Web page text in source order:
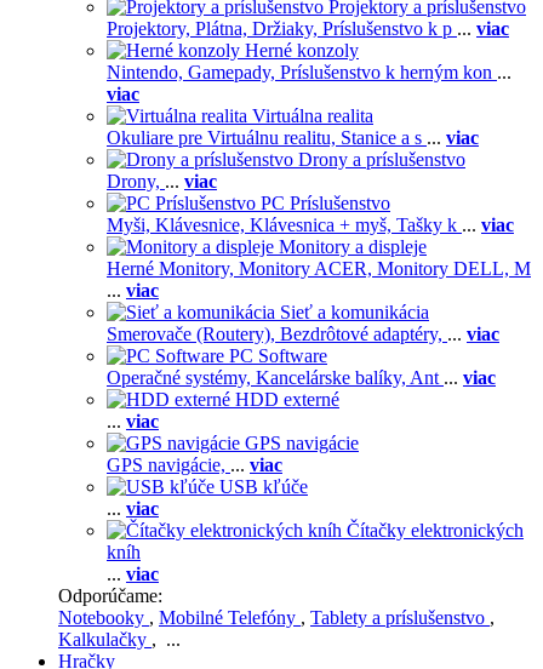
Projektory a príslušenstvo
Projektory, Plátna, Držiaky, Príslušenstvo k p ... viac
Herné konzoly
Nintendo, Gamepady, Príslušenstvo k herným kon ...
viac
Virtuálna realita
Okuliare pre Virtuálnu realitu, Stanice a s ... viac
Drony a príslušenstvo
Drony, ... viac
PC Príslušenstvo
Myši, Klávesnice, Klávesnica + myš, Tašky k ... viac
Monitory a displeje
Herné Monitory, Monitory ACER, Monitory DELL, M
... viac
Sieť a komunikácia
Smerovače (Routery), Bezdrôtové adaptéry, ... viac
PC Software
Operačné systémy, Kancelárske balíky, Ant ... viac
HDD externé
... viac
GPS navigácie
GPS navigácie, ... viac
USB kľúče
... viac
Čítačky elektronických
kníh
... viac
Odporúčame:
Notebooky , Mobilné Telefóny , Tablety a príslušenstvo ,
Kalkulačky , ...
Hračky